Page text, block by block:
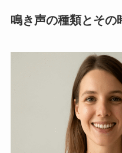
鳴き声の種類とその